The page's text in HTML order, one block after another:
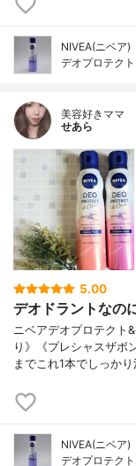
NIVEA(ニベア)
デオプロテク
美容好きママ
せあら
5.00
デオドラントなの
ニベアデオプロテクト
り》《プレシャスザボ
までこれ1本でしっかり
NIVEA(ニベア)
デオプロテク